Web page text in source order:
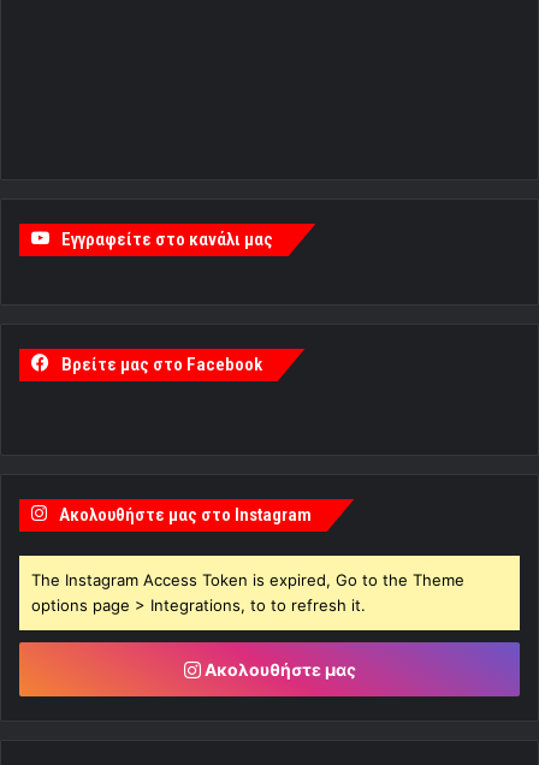
Εγγραφείτε στο κανάλι μας
Βρείτε μας στο Facebook
Ακολουθήστε μας στο Instagram
The Instagram Access Token is expired, Go to the Theme
options page > Integrations, to to refresh it.
Ακολουθήστε μας